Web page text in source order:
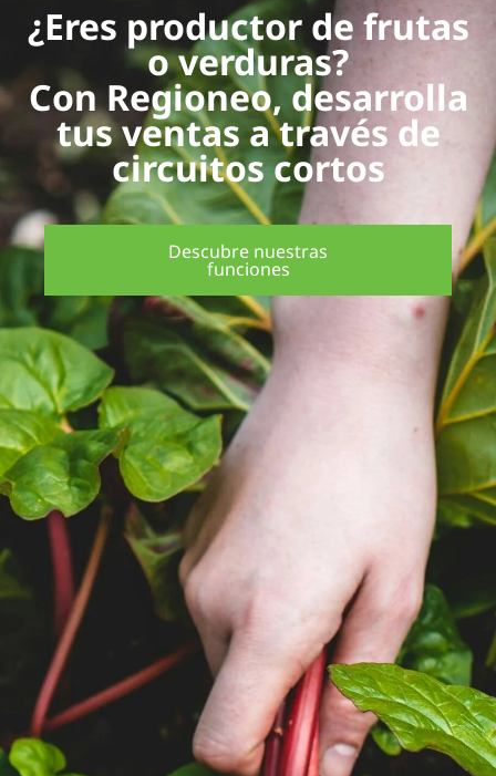
¿Eres productor de frutas
o verduras?
Con Regioneo, desarrolla
tus ventas a través de
circuitos cortos
Descubre nuestras
funciones